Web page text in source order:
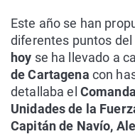
Este año se han
diferentes puntos
hoy se ha llevado a
de Cartagena con
detallaba el
Unidades de la
Capitán de Navío,